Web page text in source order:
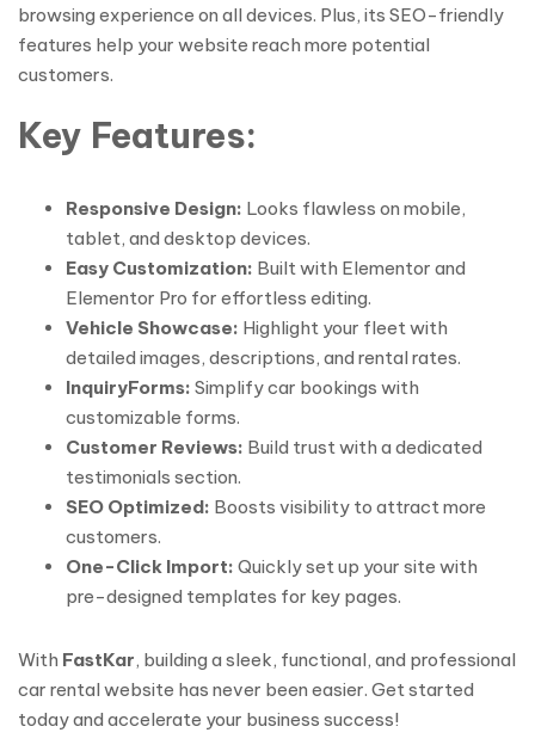
browsing experience on all devices. Plus, its SEO-friendly
features help your website reach more potential
customers.
Key Features:
Responsive Design: Looks flawless on mobile,
tablet, and desktop devices.
Easy Customization: Built with Elementor and
Elementor Pro for effortless editing.
Vehicle Showcase: Highlight your fleet with
detailed images, descriptions, and rental rates.
InquiryForms: Simplify car bookings with
customizable forms.
Customer Reviews: Build trust with a dedicated
testimonials section.
SEO Optimized: Boosts visibility to attract more
customers.
One-Click Import: Quickly set up your site with
pre-designed templates for key pages.
With FastKar, building a sleek, functional, and professional
car rental website has never been easier. Get started
today and accelerate your business success!